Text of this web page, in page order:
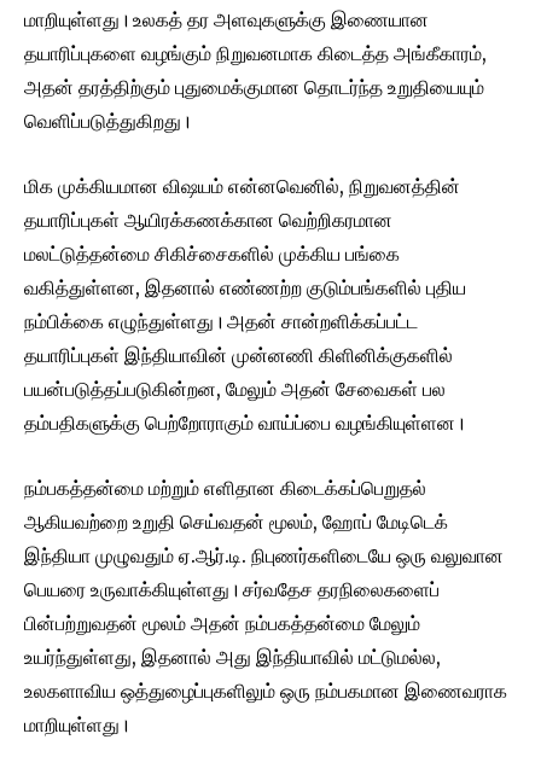
மாறியுள்ளது। உலகத் தர அளவுகளுக்கு இணையான
தயாரிப்புகளை வழங்கும் நிறுவனமாக கிடைத்த அங்கீகாரம்,
அதன் தரத்திற்கும் புதுமைக்குமான தொடர்ந்த உறுதியையும்
வெளிப்படுத்துகிறது।
மிக முக்கியமான விஷயம் என்னவெனில், நிறுவனத்தின்
தயாரிப்புகள் ஆயிரக்கணக்கான வெற்றிகரமான
மலட்டுத்தன்மை சிகிச்சைகளில் முக்கிய பங்கை
வகித்துள்ளன, இதனால் எண்ணற்ற குடும்பங்களில் புதிய
நம்பிக்கை எழுந்துள்ளது। அதன் சான்றளிக்கப்பட்ட
தயாரிப்புகள் இந்தியாவின் முன்னணி கிளினிக்குகளில்
பயன்படுத்தப்படுகின்றன, மேலும் அதன் சேவைகள் பல
தம்பதிகளுக்கு பெற்றோராகும் வாய்ப்பை வழங்கியுள்ளன।
நம்பகத்தன்மை மற்றும் எளிதான கிடைக்கப்பெறுதல்
ஆகியவற்றை உறுதி செய்வதன் மூலம், ஹோப் மேடிடெக்
இந்தியா முழுவதும் ஏ.ஆர்.டி. நிபுணர்களிடையே ஒரு வலுவான
பெயரை உருவாக்கியுள்ளது। சர்வதேச தரநிலைகளைப்
பின்பற்றுவதன் மூலம் அதன் நம்பகத்தன்மை மேலும்
உயர்ந்துள்ளது, இதனால் அது இந்தியாவில் மட்டுமல்ல,
உலகளாவிய ஒத்துழைப்புகளிலும் ஒரு நம்பகமான இணைவராக
மாறியுள்ளது।